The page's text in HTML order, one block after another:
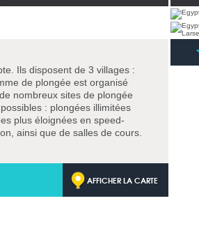
Ils disposent de 3 villages :
de plongée est organisé
nombreux sites de plongée
: plongées illimitées
plus éloignées en speed-
ainsi que de salles de cours.
AFFICHER LA CARTE